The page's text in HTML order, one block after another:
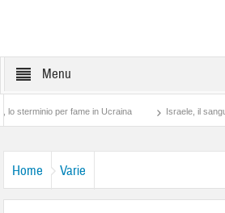
Menu
per fame in Ucraina Israele, il sangue degli altri
Home Varie